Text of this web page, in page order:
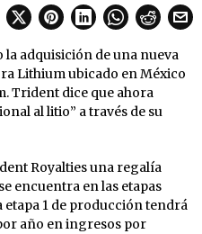
adquisición de una nueva
Lithium ubicado en México
Trident dice que ahora
al litio” a través de su
Royalties una regalía
encuentra en las etapas
etapa 1 de producción tendrá
año en ingresos por